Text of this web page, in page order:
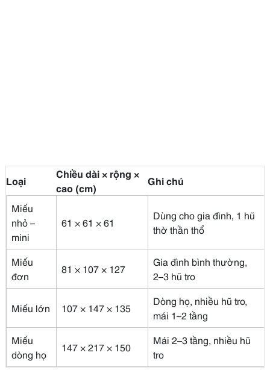
Loại
Chiều dài × rộng ×
cao (cm)
Ghi chú
Miếu
nhỏ –
mini
61 × 61 × 61
Dùng cho gia đình, 1 hũ
thờ thần thổ
Miếu
đơn
81 × 107 × 127
Gia đình bình thường,
2–3 hũ tro
Miếu lớn 107 × 147 × 135
Dòng họ, nhiều hũ tro,
mái 1–2 tầng
Miếu
dòng họ
147 × 217 × 150
Mái 2–3 tầng, nhiều hũ
tro